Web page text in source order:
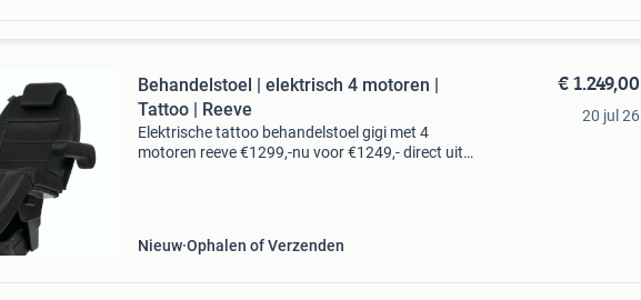
Behandelstoel | elektrisch 4 motoren |
Tattoo | Reeve
Elektrische tattoo behandelstoel gigi met 4
motoren reeve €1299,-nu voor €1249,- direct uit
Nieuw Ophalen of Verzenden
€ 1.249,00
20 jul 26